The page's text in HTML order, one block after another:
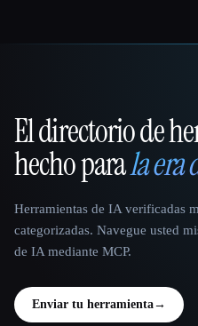
That AI Collection
El directorio de
hecho parala era
Herramientas de IA verificadas
categorizadas. Navegue usted
de IA mediante MCP.
Enviar tu herramienta→